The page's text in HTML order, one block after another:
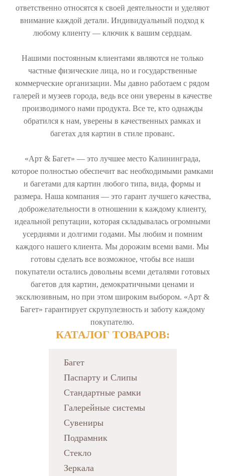
ответственно относятся к своей деятельности и уделяют
внимание каждой детали. Индивидуальный подход к
любому клиенту — ключик к вашим сердцам.
Нашими постоянным клиентами являются не только
частные физические лица, но и государственные
коммерческие организации. Мы давно работаем с рядом
галерей и музеев города, ведь все они уверены в качестве
производимого нами продукта. Все те, кто однажды
обратился к нам, уверены в качественных рамках и
багетах для картин в стиле прованс.
«Арт & Багет» — это лучшее место Калининграда,
которое полностью обеспечит вас необходимыми рамками
и багетами для картин любого типа, вида, формы и
размера. Наша компания — это гарант лучшего качества,
доброжелательности в отношении к каждому клиенту,
идеальной репутации, которая складывалась огромными
усердиями и долгими годами. Мы любим и помним
каждого нашего клиента. Мы дорожим всеми вами. Мы
готовы сделать все возможное, чтобы все наши
покупатели остались довольны всеми деталями готовых
багетов для картин, демократичными ценами и
эксклюзивным, но при этом широким выбором. «Арт &
Багет» гарантирует скрупулезность и заботу каждому
покупателю.
КАТАЛОГ ТОВАРОВ:
Багет
Паспарту и Слипы
Стандартные рамки
Галерейные системы
Сувениры
Подрамник
Стекло
Зеркала